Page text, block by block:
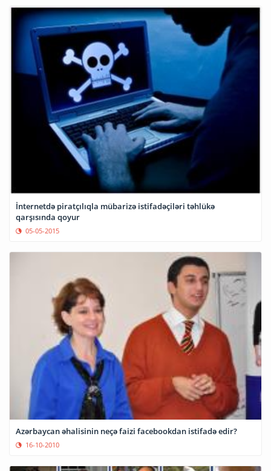
İnternetdə piratçılıqla mübarizə istifadəçiləri təhlükə
qarşısında qoyur
05-05-2015
Azərbaycan əhalisinin neçə faizi facebookdan istifadə edir?
16-10-2010